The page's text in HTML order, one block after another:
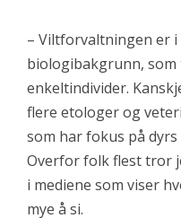
– Viltforvaltningen er
biologibakgrunn,
enkeltindivider.
flere etologer og
som har fokus på
Overfor folk flest tror
i mediene som viser
mye å si.